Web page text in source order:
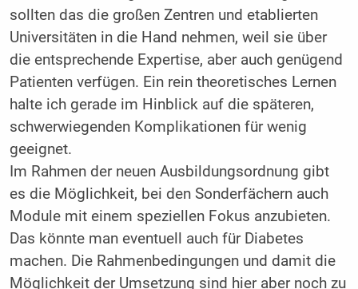
sollten das die großen Zentren und etablierten
Universitäten in die Hand nehmen, weil sie über
die entsprechende Expertise, aber auch genügend
Patienten verfügen. Ein rein theoretisches Lernen
halte ich gerade im Hinblick auf die späteren,
schwerwiegenden Komplikationen für wenig
geeignet.
Im Rahmen der neuen Ausbildungsordnung gibt
es die Möglichkeit, bei den Sonderfächern auch
Module mit einem speziellen Fokus anzubieten.
Das könnte man eventuell auch für Diabetes
machen. Die Rahmenbedingungen und damit die
Möglichkeit der Umsetzung sind hier aber noch zu